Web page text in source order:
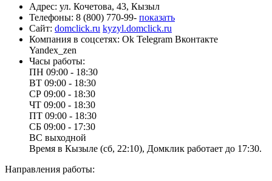
Адрес: ул. Кочетова, 43, Кызыл
Телефоны: 8 (800) 770-99- показать
Сайт: domclick.ru kyzyl.domclick.ru
Компания в соцсетях: Ok Telegram Вконтакте
Yandex_zen
Часы работы:
ПН 09:00 - 18:30
ВТ 09:00 - 18:30
СР 09:00 - 18:30
ЧТ 09:00 - 18:30
ПТ 09:00 - 18:30
СБ 09:00 - 17:30
ВС выходной
Время в Кызыле (сб, 22:10), Домклик работает до 17:30.
Направления работы: